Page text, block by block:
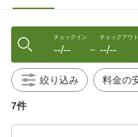
チェックイン
--/-- 〜
チェックアウト
--/--
絞り込み
7件